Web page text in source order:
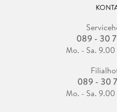
089 - 30
Mo. - Sa.
089 - 30
Mo. - Sa.